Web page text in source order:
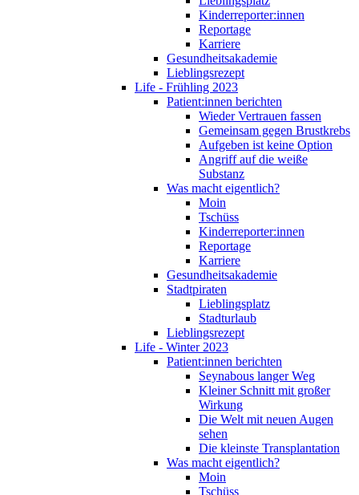
Kinderreporter:innen
Reportage
Karriere
Gesundheitsakademie
Lieblingsrezept
Life - Frühling 2023
Patient:innen berichten
Wieder Vertrauen fassen
Gemeinsam gegen Brustkrebs
Aufgeben ist keine Option
Angriff auf die weiße
Substanz
Was macht eigentlich?
Moin
Tschüss
Kinderreporter:innen
Reportage
Karriere
Gesundheitsakademie
Stadtpiraten
Lieblingsplatz
Stadturlaub
Lieblingsrezept
Life - Winter 2023
Patient:innen berichten
Seynabous langer Weg
Kleiner Schnitt mit großer
Wirkung
Die Welt mit neuen Augen
sehen
Die kleinste Transplantation
Was macht eigentlich?
Moin
Tschüss